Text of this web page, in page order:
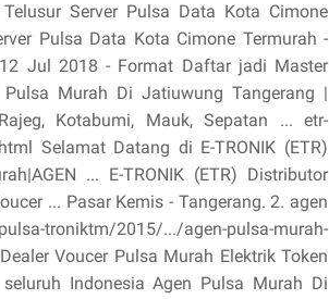
Server Pulsa Data Kota Cimone
Pulsa Data Kota Cimone Termurah -
12 Jul 2018 - Format Daftar jadi Master
Murah Di Jatiuwung Tangerang |
Kotabumi, Mauk, Sepatan ... etr-
Selamat Datang di E-TRONIK (ETR)
... E-TRONIK (ETR) Distributor
... Pasar Kemis - Tangerang. 2. agen
troniktm/2015/.../agen-pulsa-murah-
Voucer Pulsa Murah Elektrik Token
Indonesia Agen Pulsa Murah Di